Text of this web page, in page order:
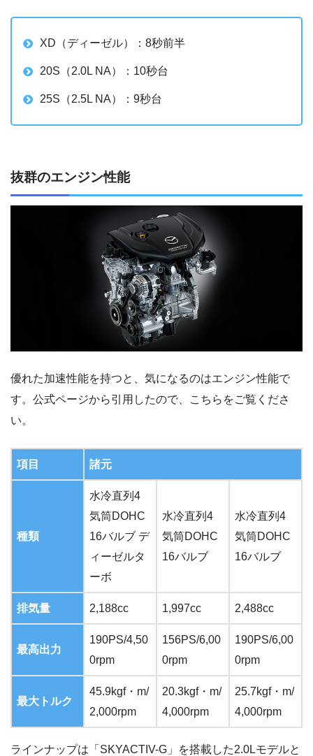
XD（ディーゼル）：8秒前半
20S（2.0L NA）：10秒台
25S（2.5L NA）：9秒台
抜群のエンジン性能
優れた加速性能を持つと、気になるのはエンジン性能で
す。公式ページから引用したので、こちらをご覧くださ
い。
項目 諸元
種類
水冷直列4
気筒DOHC
16バルブ デ
ィーゼルタ
ーボ
水冷直列4
気筒DOHC
16バルブ
水冷直列4
気筒DOHC
16バルブ
排気量 2,188cc 1,997cc 2,488cc
最高出力
190PS/4,50
0rpm
156PS/6,00
0rpm
190PS/6,00
0rpm
最大トルク
45.9kgf・m/
2,000rpm
20.3kgf・m/
4,000rpm
25.7kgf・m/
4,000rpm
ラインナップは「SKYACTIV-G」を搭載した2.0Lモデルと